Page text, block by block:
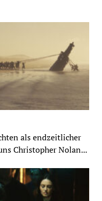
als endzeitlicher
Christopher Nolan...